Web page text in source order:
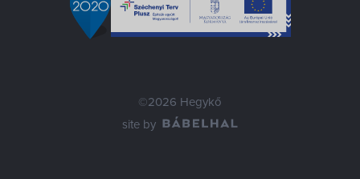
©2026 Hegykő
site by